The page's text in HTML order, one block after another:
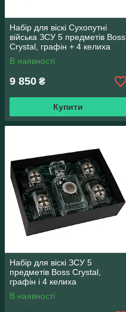
Набір для віскі Сухопутні
війська ЗСУ 5 предметів Boss
Crystal, графін + 4 келиха
В наявності
9 850 ₴
Купити
Набір для віскі ЗСУ 5
предметів Boss Crystal,
графін і 4 келиха
В наявності